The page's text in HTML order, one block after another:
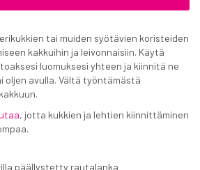
tai muiden syötävien koristeiden
kakkuihin ja leivonnaisiin. Käytä
luomuksesi yhteen ja kiinnitä ne
oljen avulla. Vältä työntämästä
, jotta kukkien ja lehtien kiinnittäminen
päällystetty rautalanka